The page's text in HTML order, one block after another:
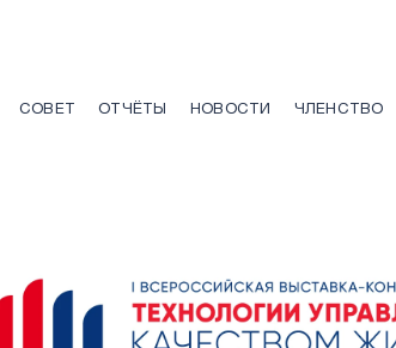
СОВЕТ ОТЧЁТЫ НОВОСТИ ЧЛЕНСТВО